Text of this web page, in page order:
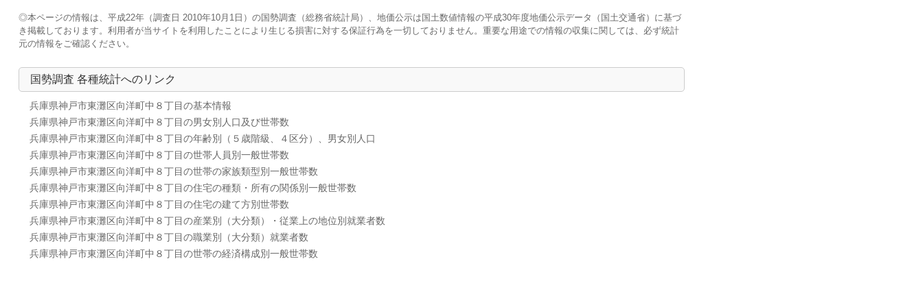
◎本ページの情報は、平成22年（調査日 2010年10月1日）の国勢調査（総務省統計局）、地価公示は国土数値情報の平成30年度地価公示データ（国土交通省）に基づ
き掲載しております。利用者が当サイトを利用したことにより生じる損害に対する保証行為を一切しておりません。重要な用途での情報の収集に関しては、必ず統計
元の情報をご確認ください。
国勢調査 各種統計へのリンク
兵庫県神戸市東灘区向洋町中８丁目の基本情報
兵庫県神戸市東灘区向洋町中８丁目の男女別人口及び世帯数
兵庫県神戸市東灘区向洋町中８丁目の年齢別（５歳階級、４区分）、男女別人口
兵庫県神戸市東灘区向洋町中８丁目の世帯人員別一般世帯数
兵庫県神戸市東灘区向洋町中８丁目の世帯の家族類型別一般世帯数
兵庫県神戸市東灘区向洋町中８丁目の住宅の種類・所有の関係別一般世帯数
兵庫県神戸市東灘区向洋町中８丁目の住宅の建て方別世帯数
兵庫県神戸市東灘区向洋町中８丁目の産業別（大分類）・従業上の地位別就業者数
兵庫県神戸市東灘区向洋町中８丁目の職業別（大分類）就業者数
兵庫県神戸市東灘区向洋町中８丁目の世帯の経済構成別一般世帯数